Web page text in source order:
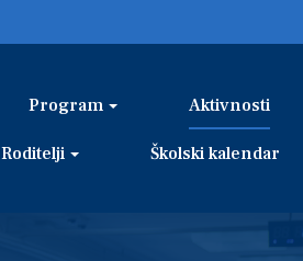
Program Aktivnosti
Roditelji Školski kalendar